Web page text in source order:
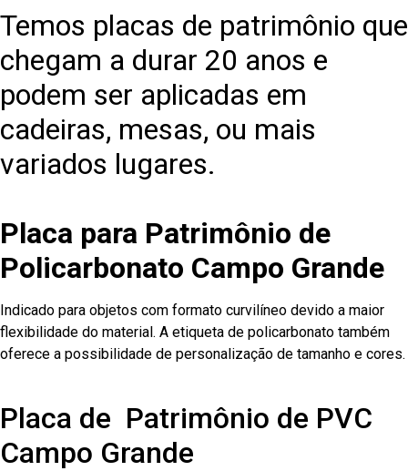
Temos placas de patrimônio que
chegam a durar 20 anos e
podem ser aplicadas em
cadeiras, mesas, ou mais
variados lugares.
Placa para Patrimônio de
Policarbonato Campo Grande
Indicado para objetos com formato curvilíneo devido a maior
flexibilidade do material. A etiqueta de policarbonato também
oferece a possibilidade de personalização de tamanho e cores.
Placa de Patrimônio de PVC
Campo Grande